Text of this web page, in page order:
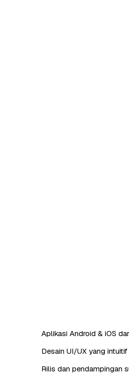
Aplikasi Android & iOS
Desain UI/UX yang
Rilis dan pendampingan